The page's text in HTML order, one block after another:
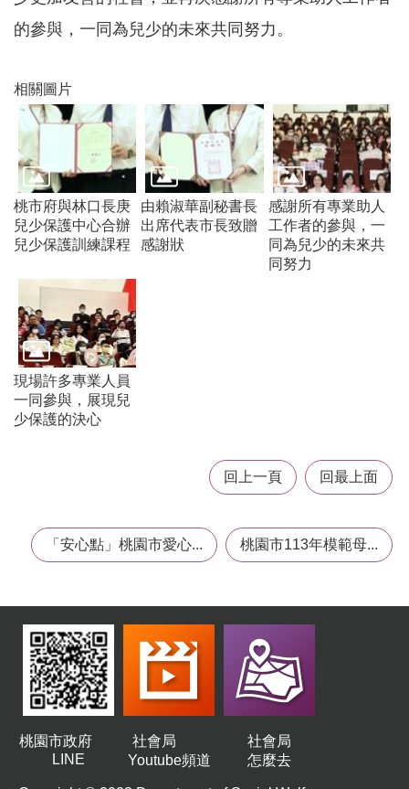
地
圖
住
民
友
善
專
區
N
e
w
g
r
a
n
t
s
政
箱
的參與，一同為兒少的未來共同努力。
相關圖片
桃市府與林口長庚
兒少保護中心合辦
兒少保護訓練課程
由賴淑華副秘書長
出席代表市長致贈
感謝狀
感謝所有專業助人
工作者的參與，一
同為兒少的未來共
同努力
現場許多專業人員
一同參與，展現兒
少保護的決心
回上一頁 回最上面
「安心點」桃園市愛心... 桃園市113年模範母...
桃園市政府
LINE
社會局
Youtube頻道
社會局
怎麼去